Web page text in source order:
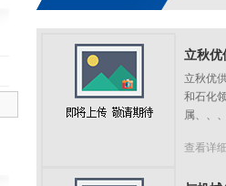
立秋优
立秋优
和石化
属、、
查看详